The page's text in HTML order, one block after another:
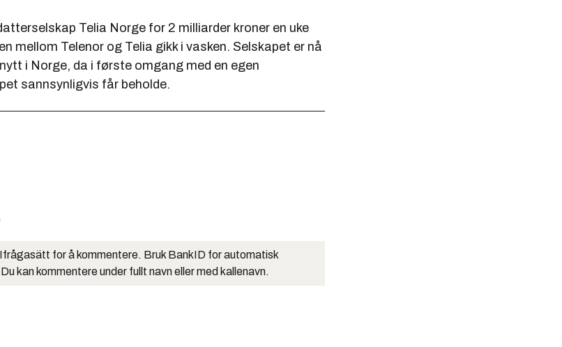
Telia Norge for 2 milliarder kroner en uke
mellom Telenor og Telia gikk i vasken. Selskapet er nå
i Norge, da i første omgang med en egen
sannsynligvis får beholde.
for å kommentere. Bruk BankID for automatisk
kan kommentere under fullt navn eller med kallenavn.